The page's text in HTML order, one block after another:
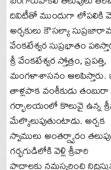
దివిటీతో ముందుగా లోపలికి
అర్చకులు కౌసల్యా
వేంకటేశ్వర సుప్రభాతం
శ్రీ వేంకటేశ్వర స్తోత్రం, ప్రపత్తి,
మంగళాశాసనం
తాళ్లపాక వంశీకుడు
గర్భాలయంలో కొలువై ఉన్న
మేల్కొలుపుతుంటాడు. అర్చక
స్వాములు అంతర్ద్వారం
గర్భగుడిలోకి వెళ్లి శ్రీవారి
పాదాలకు నమస్కరించి